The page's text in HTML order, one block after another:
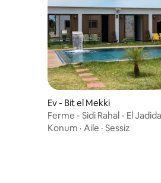
Ev - Bit el Mekki
Ferme - Sidi Rahal - El
Konum · Aile · Sessiz